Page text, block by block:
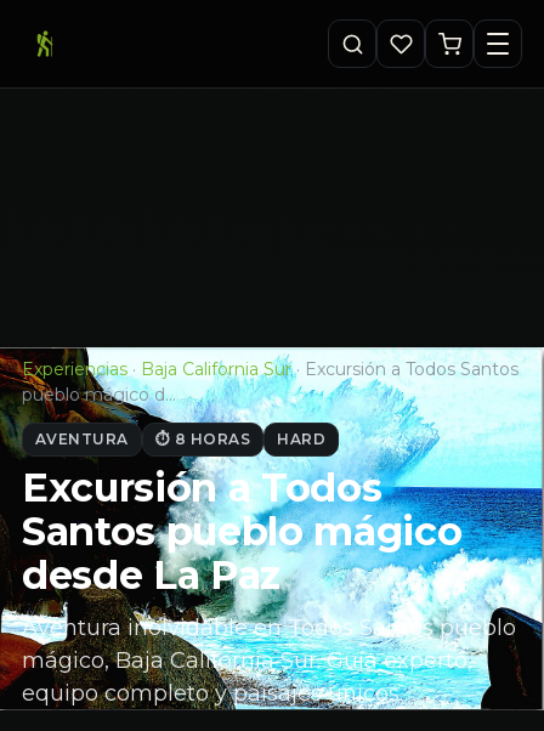
Experiencias · Baja California Sur · Excursión a Todos Santos
pueblo mágico d…
AVENTURA ⏱ 8 HORAS HARD
Excursión a Todos
Santos pueblo mágico
desde La Paz
Aventura inolvidable en Todos Santos pueblo
mágico, Baja California Sur. Guía experto,
equipo completo y paisajes únicos.